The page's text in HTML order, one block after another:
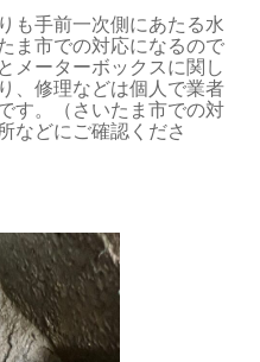
も手前一次側にあたる水
ま市での対応になるので
メーターボックスに関し
、修理などは個人で業者
す。（さいたま市での対
などにご確認くださ